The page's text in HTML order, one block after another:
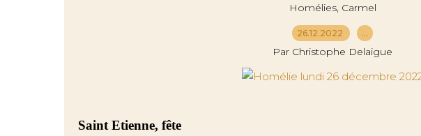
Homélies, Carmel
26.12.2022 …
Par Christophe Delaigue
Saint Etienne, fête